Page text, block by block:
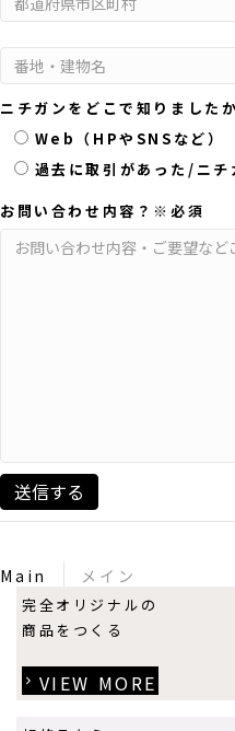
ニチガンをどこで知りました
Web（HPやSNSなど）
過去に取引があった/ニチ
お問い合わせ内容？ ※必須
Main メイン
完全オリジナルの
商品をつくる
VIEW MORE